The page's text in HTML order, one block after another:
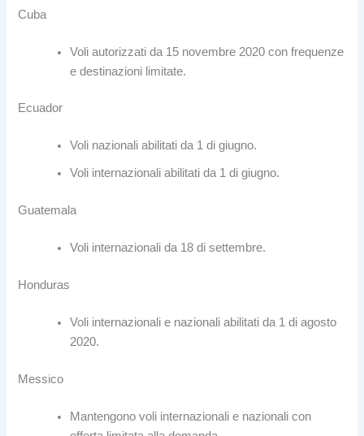
Cuba
Voli autorizzati da 15 novembre 2020 con frequenze
e destinazioni limitate.
Ecuador
Voli nazionali abilitati da 1 di giugno.
Voli internazionali abilitati da 1 di giugno.
Guatemala
Voli internazionali da 18 di settembre.
Honduras
Voli internazionali e nazionali abilitati da 1 di agosto
2020.
Messico
Mantengono voli internazionali e nazionali con